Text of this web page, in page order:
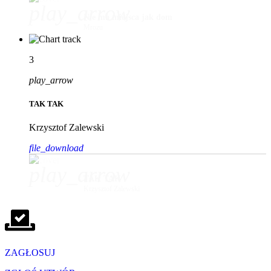
3
play_arrow
TAK TAK
Krzysztof Zalewski
file_download
ZAGŁOSUJ